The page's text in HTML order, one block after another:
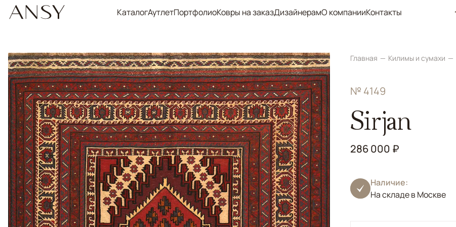
КаталогАутлетПортфолиоКовры на заказДизайнерамО компанииКонтакты
Главная Килимы и сумахи
№ 4149
Sirjan
286 000 ₽
Наличие:
На складе в Москве